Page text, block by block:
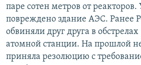
паре сотен метров от
повреждено здание АЭС. Ранее
обвиняли друг друга в
атомной станции. На прошлой
приняла резолюцию с